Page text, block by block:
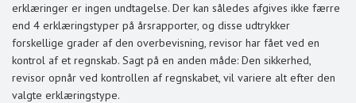
erklæringer er ingen undtagelse. Der kan således afgives ikke færre
end 4 erklæringstyper på årsrapporter, og disse udtrykker
forskellige grader af den overbevisning, revisor har fået ved en
kontrol af et regnskab. Sagt på en anden måde: Den sikkerhed,
revisor opnår ved kontrollen af regnskabet, vil variere alt efter den
valgte erklæringstype.